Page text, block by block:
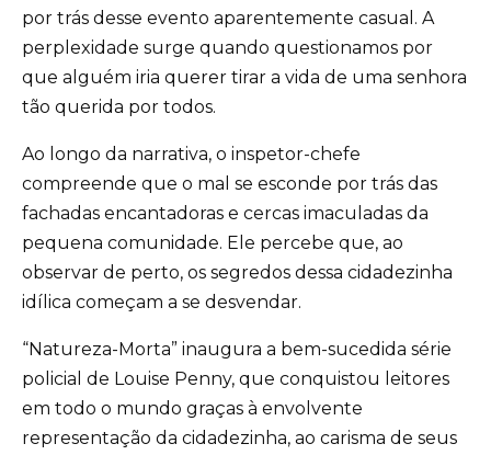
por trás desse evento aparentemente casual. A
perplexidade surge quando questionamos por
que alguém iria querer tirar a vida de uma senhora
tão querida por todos.
Ao longo da narrativa, o inspetor-chefe
compreende que o mal se esconde por trás das
fachadas encantadoras e cercas imaculadas da
pequena comunidade. Ele percebe que, ao
observar de perto, os segredos dessa cidadezinha
idílica começam a se desvendar.
“Natureza-Morta” inaugura a bem-sucedida série
policial de Louise Penny, que conquistou leitores
em todo o mundo graças à envolvente
representação da cidadezinha, ao carisma de seus